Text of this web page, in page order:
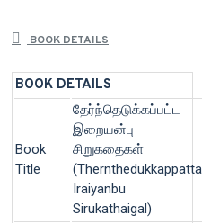
BOOK DETAILS
BOOK DETAILS
Book
Title
தேர்ந்தெடுக்கப்பட்ட
இறையன்பு
சிறுகதைகள்
(Thernthedukkappatta
Iraiyanbu
Sirukathaigal)